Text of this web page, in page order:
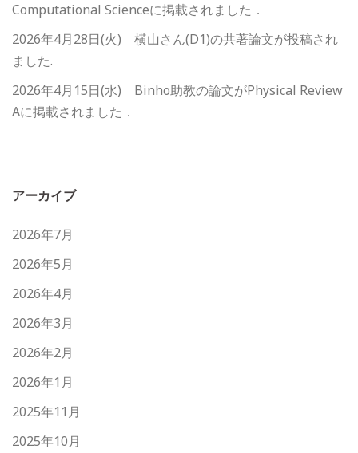
Computational Scienceに掲載されました．
2026年4月28日(火) 横山さん(D1)の共著論文が投稿され
ました.
2026年4月15日(水) Binho助教の論文がPhysical Review
Aに掲載されました．
アーカイブ
2026年7月
2026年5月
2026年4月
2026年3月
2026年2月
2026年1月
2025年11月
2025年10月